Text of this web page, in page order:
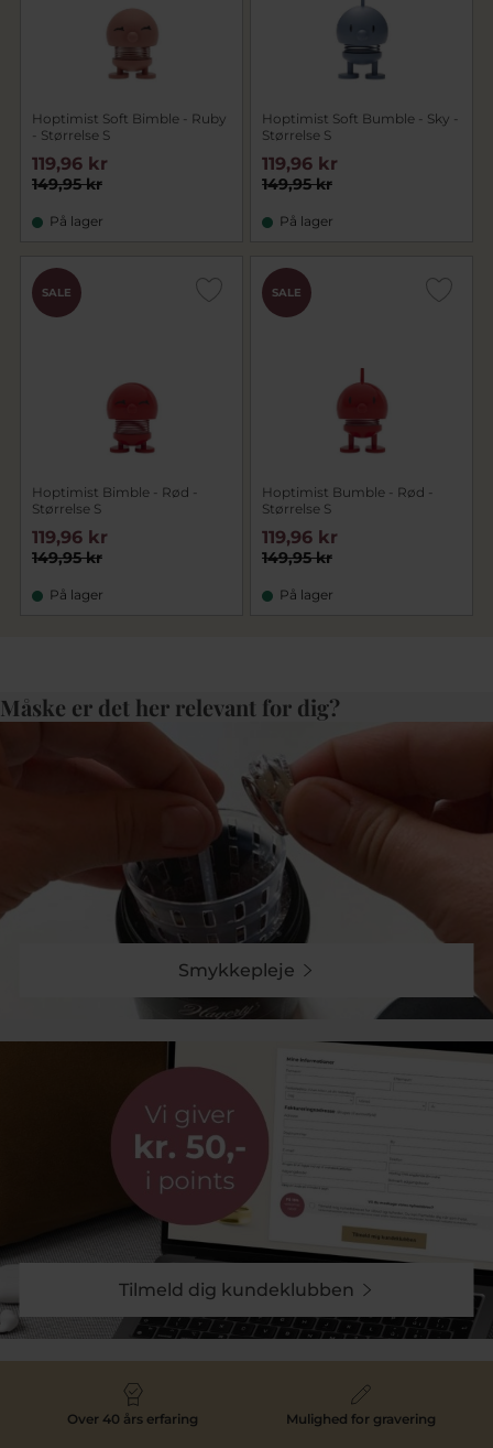
Hoptimist Soft Bimble - Ruby
- Størrelse S
149,95 kr
119,96 kr
På lager
Hoptimist Soft Bumble - Sky -
Størrelse S
149,95 kr
119,96 kr
På lager
SALE
Hoptimist Bimble - Rød -
Størrelse S
149,95 kr
119,96 kr
På lager
SALE
Hoptimist Bumble - Rød -
Størrelse S
149,95 kr
119,96 kr
På lager
Måske er det her relevant for dig?
Smykkepleje
Tilmeld dig kundeklubben
Over 40 års erfaring Mulighed for gravering